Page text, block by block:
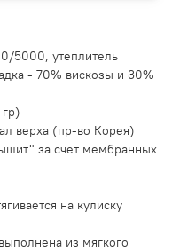
5000, утеплитель
- 70% вискозы и 30%
верха (пр-во Корея)
за счет мембранных
на кулиску
из мягкого